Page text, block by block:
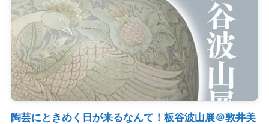
陶芸にときめく日が来るなんて！板谷波山展＠敦井美